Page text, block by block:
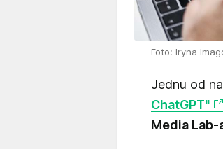
Foto: Iryna
Jednu od
ChatGPT"
Media Lab-